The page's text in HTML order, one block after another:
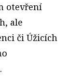
otevření
ale
či Úžicích